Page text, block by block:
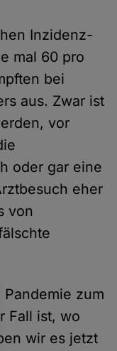
Inzidenz-
mal 60 pro
bei
aus. Zwar ist
vor
oder gar eine
eher
von
zum
Fall ist, wo
wir es jetzt